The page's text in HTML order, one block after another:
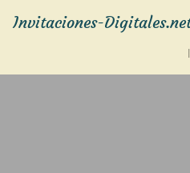
Invitaciones-